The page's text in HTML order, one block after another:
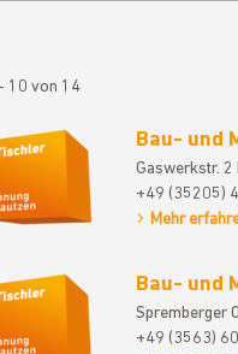
10 von 14
Bau- und
Gaswerkstr.
+49 (35205)
Mehr
Bau- und
Spremberger
+49 (3563)